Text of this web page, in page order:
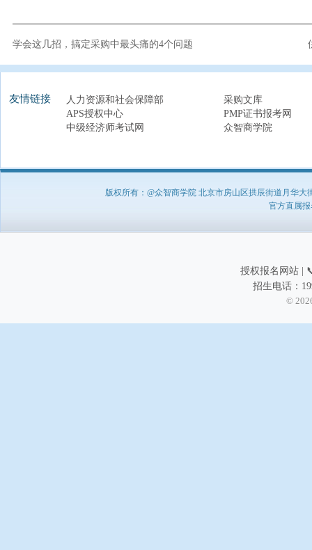
学会这几招，搞定采购中最头痛的4个问题
友情链接 人力资源和社会保障部
采购文库
APS授权中心
PMP证书报考网
中级经济师考试网
众智商学院
版权所有：@众智商学院 北京市房山区拱辰街道月华
官方直属报
授权报名网站 |
招生电话：
©